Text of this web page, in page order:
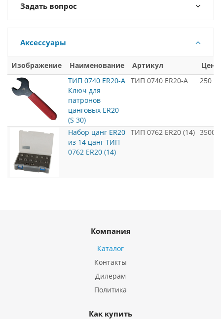
Задать вопрос
Аксессуары
Изображение Наименование Артикул
Цена
ТИП 0740 ER20-A
Ключ для
патронов
цанговых ER20
(S 30)
ТИП 0740 ER20-A 250
Набор цанг ER20
из 14 цанг ТИП
0762 ER20 (14)
ТИП 0762 ER20 (14) 3500
Компания
Каталог
Контакты
Дилерам
Политика
Как купить